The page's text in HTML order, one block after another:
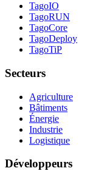
TagoIO
TagoRUN
TagoCore
TagoDeploy
TagoTiP
Secteurs
Agriculture
Bâtiments
Énergie
Industrie
Logistique
Développeurs